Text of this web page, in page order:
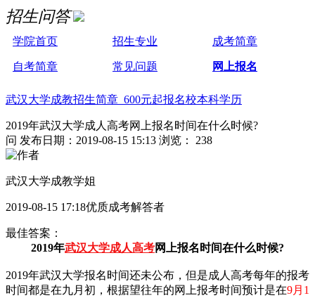
招生问答
学院首页 招生专业 成考简章
自考简章 常见问题 网上报名
武汉大学成教招生简章 600元起报名校本科学历
2019年武汉大学成人高考网上报名时间在什么时候?
问 发布日期：2019-08-15 15:13 浏览： 238
武汉大学成教学姐
2019-08-15 17:18优质成考解答者
最佳答案：
2019年武汉大学成人高考网上报名时间在什么时候?
2019年武汉大学报名时间还未公布，但是成人高考每年的报考
时间都是在九月初，根据望往年的网上报考时间预计是在9月1